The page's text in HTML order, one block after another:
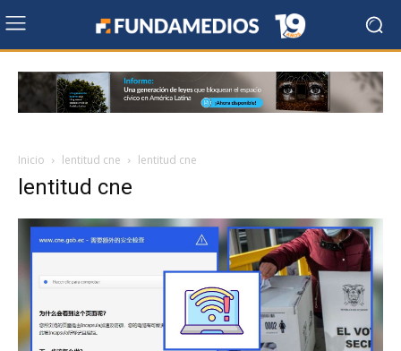
Inicio lentitud cne lentitud cne
lentitud cne